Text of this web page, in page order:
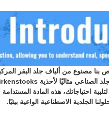
بنا مصنوع من ألياف جلد البقر
الجلدية الاصطناعية الواعية بيئيًا.